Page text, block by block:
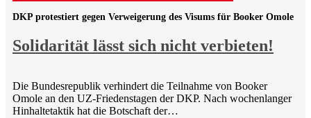
Solidarität lässt sich nicht verbieten!
DKP protestiert gegen Verweigerung des Visums für Booker Omole
Die Bundesrepublik verhindert die Teilnahme von Booker
Omole an den UZ-Friedenstagen der DKP. Nach wochenlanger
Hinhaltetaktik hat die Botschaft der…